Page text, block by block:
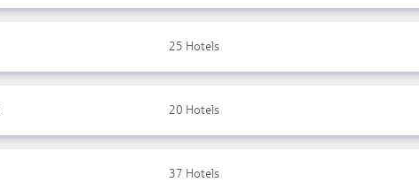
25 Hotels
20 Hotels
37 Hotels